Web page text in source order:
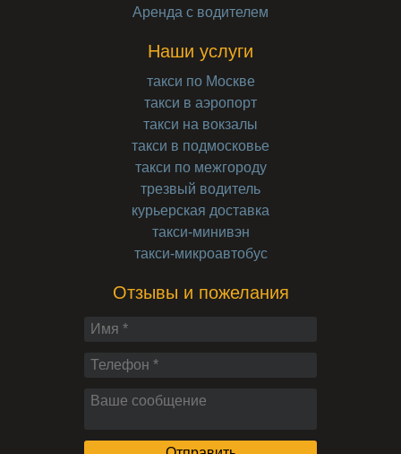
Аренда с водителем
Наши услуги
такси по Москве
такси в аэропорт
такси на вокзалы
такси в подмосковье
такси по межгороду
трезвый водитель
курьерская доставка
такси-минивэн
такси-микроавтобус
Отзывы и пожелания